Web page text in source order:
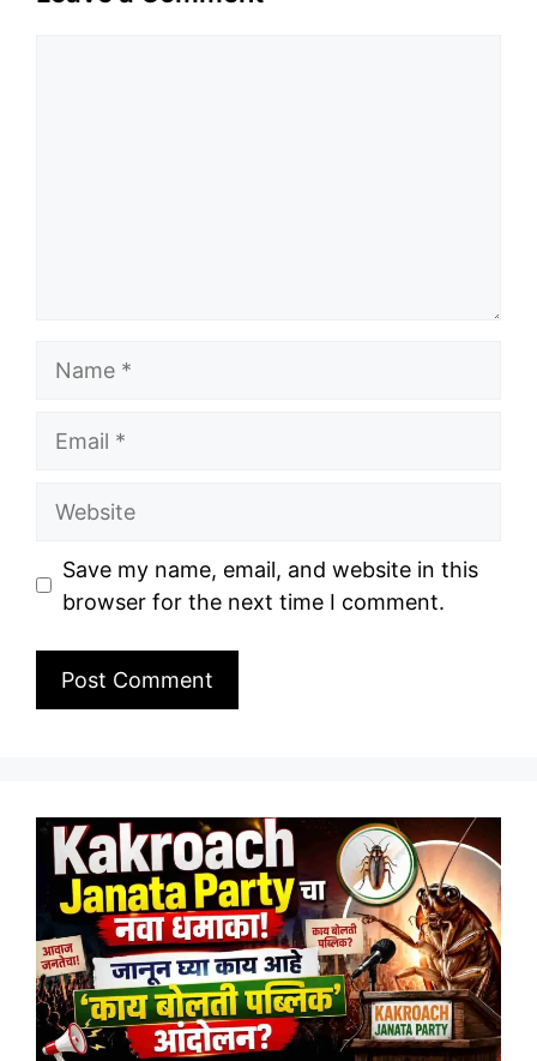
Website
Save my name, email, and website in this
browser for the next time I comment.